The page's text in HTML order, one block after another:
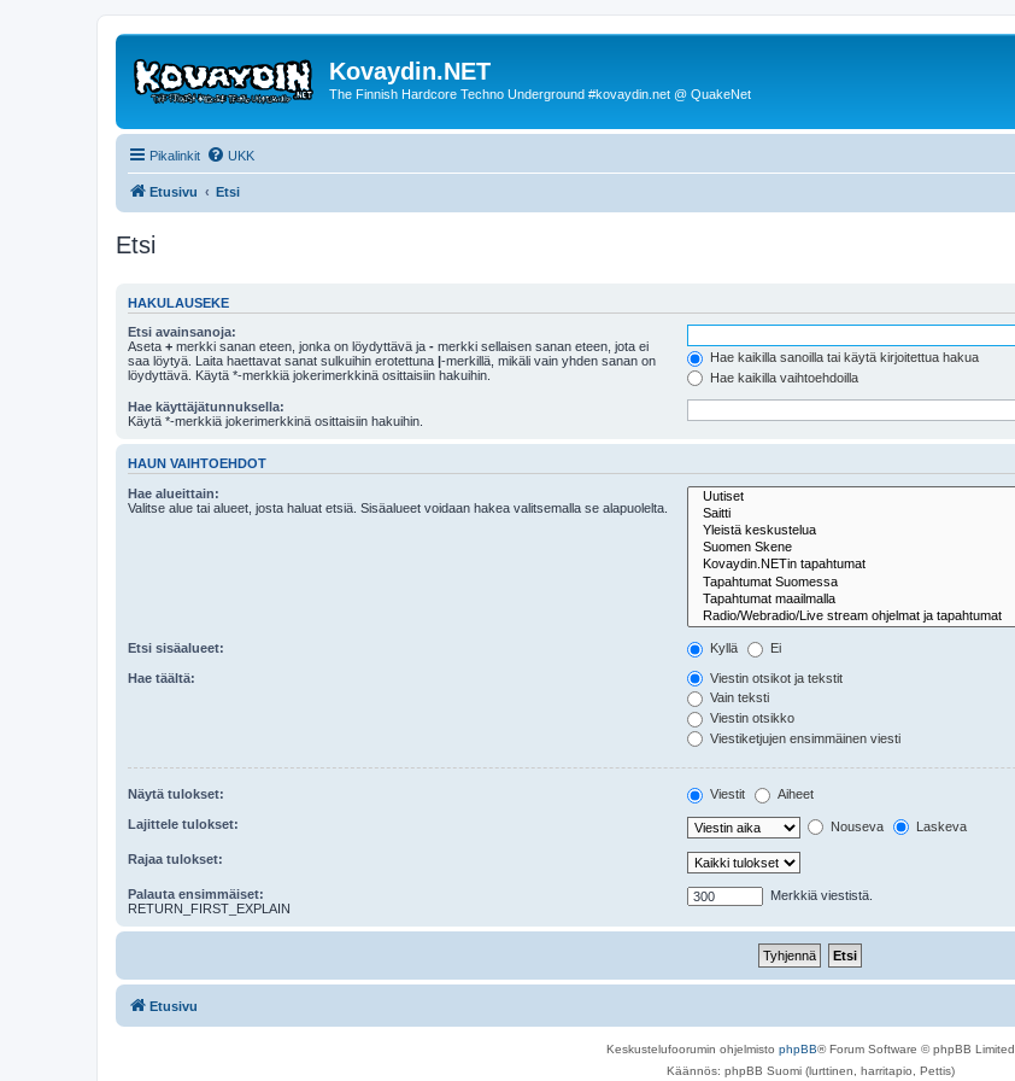
Kovaydin.NET
The Finnish Hardcore Techno Underground #kovaydin.net @ QuakeNet
Pikalinkit UKK
Etusivu Etsi
Etsi
HAKULAUSEKE
Etsi avainsanoja:
Aseta + merkki sanan eteen, jonka on löydyttävä ja - merkki sellaisen sanan eteen, jota ei
saa löytyä. Laita haettavat sanat sulkuihin erotettuna |-merkillä, mikäli vain yhden sanan on
löydyttävä. Käytä *-merkkiä jokerimerkkinä osittaisiin hakuihin.
Hae kaikilla sanoilla tai käytä kirjoitettua hakua
Hae kaikilla vaihtoehdoilla
Hae käyttäjätunnuksella:
Käytä *-merkkiä jokerimerkkinä osittaisiin hakuihin.
HAUN VAIHTOEHDOT
Hae alueittain:
Valitse alue tai alueet, josta haluat etsiä. Sisäalueet voidaan hakea valitsemalla se alapuolelta.
Etsi sisäalueet: Kyllä Ei
Hae täältä:
Viestin otsikot ja tekstit
Vain teksti
Viestin otsikko
Viestiketjujen ensimmäinen viesti
Näytä tulokset: Viestit Aiheet
Lajittele tulokset: Nouseva Laskeva
Rajaa tulokset:
Palauta ensimmäiset:
RETURN_FIRST_EXPLAIN
Merkkiä viestistä.
Etusivu
Keskustelufoorumin ohjelmisto phpBB® Forum Software © phpBB Limited
Käännös: phpBB Suomi (lurttinen, harritapio, Pettis)